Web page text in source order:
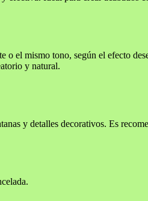
o el mismo tono, según el efecto
y natural.
y detalles decorativos. Es